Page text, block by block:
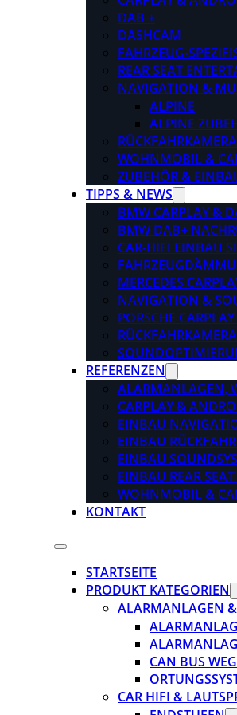
DAB +
DASHCAM
FAHRZEUG-
REAR SEAT
NAVIGATION &
ALPINE
ALPINE
RÜCKFAHRKAMERA
WOHNMOBIL &
ZUBEHÖR &
TIPPS & NEWS
BMW CARPLAY &
BMW DAB+
CAR-HIFI EINBAU
MERCEDES
NAVIGATION &
PORSCHE
REFERENZEN
ALARMANLAGEN,
CARPLAY &
EINBAU
EINBAU
EINBAU
EINBAU REAR
WOHNMOBIL &
KONTAKT
STARTSEITE
PRODUKT KATEGORIEN
ALARMANLAGEN &
CAN BUS
CAR HIFI &